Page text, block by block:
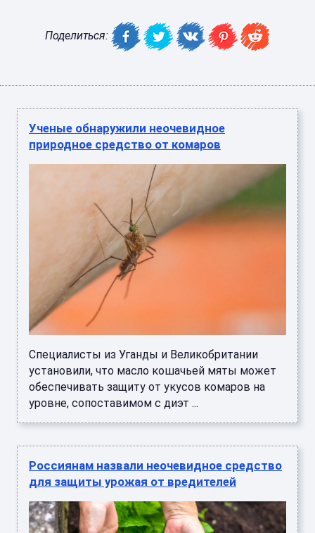
Поделиться:
Ученые обнаружили неочевидное
природное средство от комаров
Специалисты из Уганды и Великобритании
установили, что масло кошачьей мяты может
обеспечивать защиту от укусов комаров на
уровне, сопоставимом с диэт ...
Россиянам назвали неочевидное средство
для защиты урожая от вредителей